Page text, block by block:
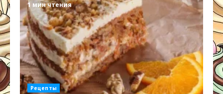
1 мин чтения
Рецепты